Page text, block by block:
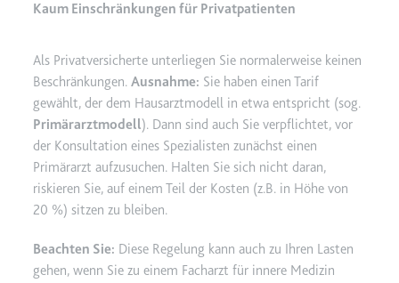
Typ:
HTTP-Cookie
yt-icons-last-purged
Anbieter:
youtube.com
Zweck:
Notwendig für die
Implementierung und
Funktionalität von YouTube-
Videoinhalten auf der Website.
Ablauf:
Beständig
Typ:
HTML Local Storage
Kaum Einschränkungen für Privatpatienten
Als Privatversicherte unterliegen Sie normalerweise keinen
Beschränkungen. Ausnahme: Sie haben einen Tarif
gewählt, der dem Hausarztmodell in etwa entspricht (sog.
Primärarztmodell). Dann sind auch Sie verpflichtet, vor
der Konsultation eines Spezialisten zunächst einen
Primärarzt aufzusuchen. Halten Sie sich nicht daran,
riskieren Sie, auf einem Teil der Kosten (z.B. in Höhe von
20 %) sitzen zu bleiben.
Beachten Sie: Diese Regelung kann auch zu Ihren Lasten
gehen, wenn Sie zu einem Facharzt für innere Medizin